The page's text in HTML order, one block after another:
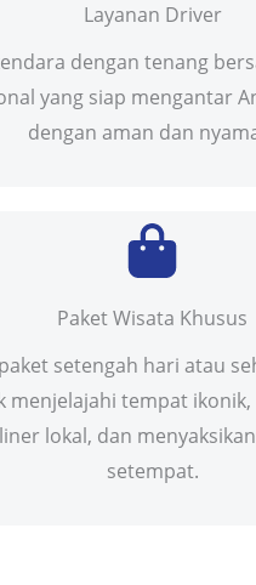
Layanan Driver
dengan tenang
yang siap mengantar
dengan aman dan
Paket Wisata Khusus
setengah hari atau
menjelajahi tempat
lokal, dan
setempat.